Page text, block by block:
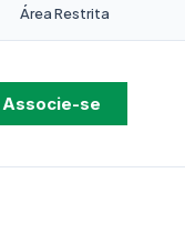
Área Restrita
Associe-se